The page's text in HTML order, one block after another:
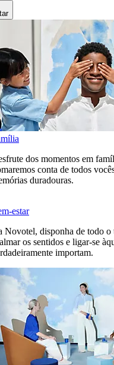
dos momentos em
conta de todos
duradouras.
estar
Novotel, disponha de todo o
os sentidos e ligar-se
importam.